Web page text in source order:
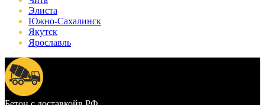
Элиста
Южно-Сахалинск
Якутск
Ярославль